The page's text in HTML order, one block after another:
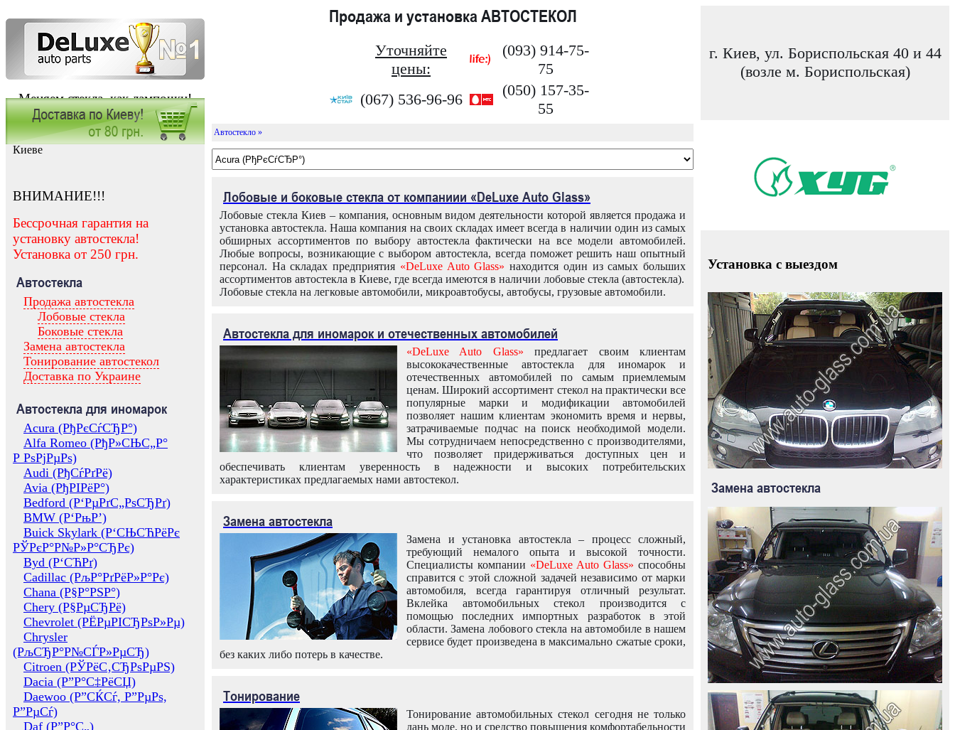
Меняем стекла, как лампочки!
Продажа и установка АВТОСТЕКОЛ
Уточняйте
цены:
(093) 914-75-
75
(067) 536-96-96
(050) 157-35-
55
г. Киев, ул. Бориспольская 40 и 44
(возле м. Бориспольская)
Заказать установку автостекла в
Киеве
ВНИМАНИЕ!!!
Бессрочная гарантия на
установку автостекла!
Установка от 250 грн.
Автостекла
Продажа автостекла
Лобовые стекла
Боковые стекла
Замена автостекла
Тонирование автостекол
Доставка по Украине
Автостекла для иномарок
Acura (РђРєСѓСЂР°)
Alfa Romeo (РђР»СЊС„Р°
Р РѕРјРµРѕ)
Audi (РђСѓРґРё)
Avia (РђРІРёР°)
Bedford (Р‘РµРґС„РѕСЂРґ)
BMW (Р‘РњР’)
Buick Skylark (Р‘СЊСЋРёРє
РЎРєР°Р№Р»Р°СЂРє)
Byd (Р‘СЋРґ)
Cadillac (РљР°РґРёР»Р°Рє)
Chana (Р§Р°РЅР°)
Chery (Р§РµСЂРё)
Chevrolet (РЁРµРІСЂРѕР»Рµ)
Chrysler
(РљСЂР°Р№СЃР»РµСЂ)
Citroen (РЎРёС‚СЂРѕРµРЅ)
Dacia (Р”Р°С‡РёСЏ)
Daewoo (Р”СЌСѓ, Р”РµРѕ,
Р”РµСѓ)
Daf (Р”Р°С„)
Автостекло »
Лобовые и боковые стекла от компаниии «DeLuxe Auto Glass»
Лобовые стекла Киев – компания, основным видом деятельности которой является продажа и
установка автостекла. Наша компания на своих складах имеет всегда в наличии один из самых
обширных ассортиментов по выбору автостекла фактически на все модели автомобилей.
Любые вопросы, возникающие с выбором автостекла, всегда поможет решить наш опытный
персонал. На складах предприятия «DeLuxe Auto Glass» находится один из самых больших
ассортиментов автостекла в Киеве, где всегда имеются в наличии лобовые стекла (автостекла).
Лобовые стекла на легковые автомобили, микроавтобусы, автобусы, грузовые автомобили.
Автостекла для иномарок и отечественных автомобилей
«DeLuxe Auto Glass» предлагает своим клиентам
высококачественные автостекла для иномарок и
отечественных автомобилей по самым приемлемым
ценам. Широкий ассортимент стекол на практически все
популярные марки и модификации автомобилей
позволяет нашим клиентам экономить время и нервы,
затрачиваемые подчас на поиск необходимой модели.
Мы сотрудничаем непосредственно с производителями,
что позволяет придерживаться доступных цен и
обеспечивать клиентам уверенность в надежности и высоких потребительских
характеристиках предлагаемых нами автостекол.
Замена автостекла
Замена и установка автостекла – процесс сложный,
требующий немалого опыта и высокой точности.
Специалисты компании «DeLuxe Auto Glass» способны
справится с этой сложной задачей независимо от марки
автомобиля, всегда гарантируя отличный результат.
Вклейка автомобильных стекол производится с
помощью последних импортных разработок в этой
области. Замена лобового стекла на автомобиле в нашем
сервисе будет произведена в максимально сжатые сроки,
без каких либо потерь в качестве.
Тонирование
Тонирование автомобильных стекол сегодня не только
дань моде, но и средство повышения комфортабельности
Установка с выездом
Замена автостекла